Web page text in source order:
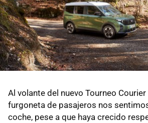
Al volante del nuevo Tourneo
furgoneta de pasajeros nos
coche, pese a que haya crecido